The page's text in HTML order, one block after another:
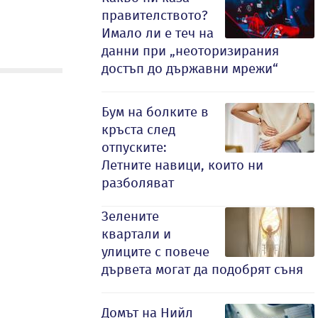
правителството?
Имало ли е теч на
данни при „неоторизирания
достъп до държавни мрежи“
Бум на болките в
кръста след
отпуските:
Летните навици, които ни
разболяват
Зелените
квартали и
улиците с повече
дървета могат да подобрят съня
Домът на Нийл